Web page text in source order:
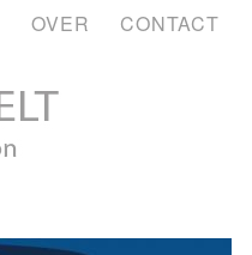
OVER CONTACT